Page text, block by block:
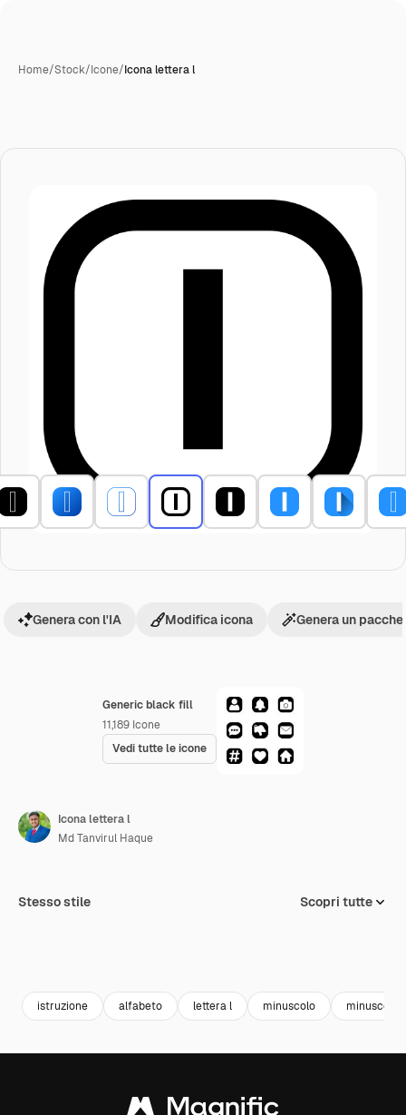
Home/Stock/Icone/Icona lettera l
Generic black fill
11,189 Icone
Vedi tutte le icone
Genera con l'IA Modifica icona Genera un
Icona lettera l
Md Tanvirul Haque
Stesso stile Scopri tutte
istruzione alfabeto lettera l minuscolo minuscolo